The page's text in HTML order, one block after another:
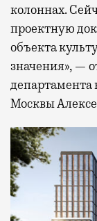
колоннах.
проектную
объекта
значения», —
департамента
Москвы